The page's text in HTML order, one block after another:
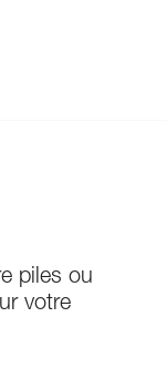
piles ou
votre